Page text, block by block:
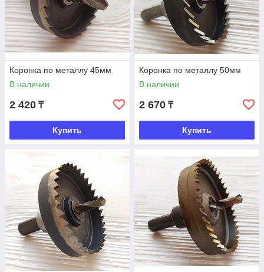
Коронка по металлу 45мм
В наличии
2 420 ₸
Купить
Коронка по металлу 50мм
В наличии
2 670 ₸
Купить